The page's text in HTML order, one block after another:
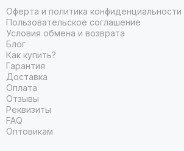
Оферта и политика конфиденциальности
Пользовательское соглашение
Условия обмена и возврата
Блог
Как купить?
Гарантия
Доставка
Оплата
Отзывы
Реквизиты
FAQ
Оптовикам